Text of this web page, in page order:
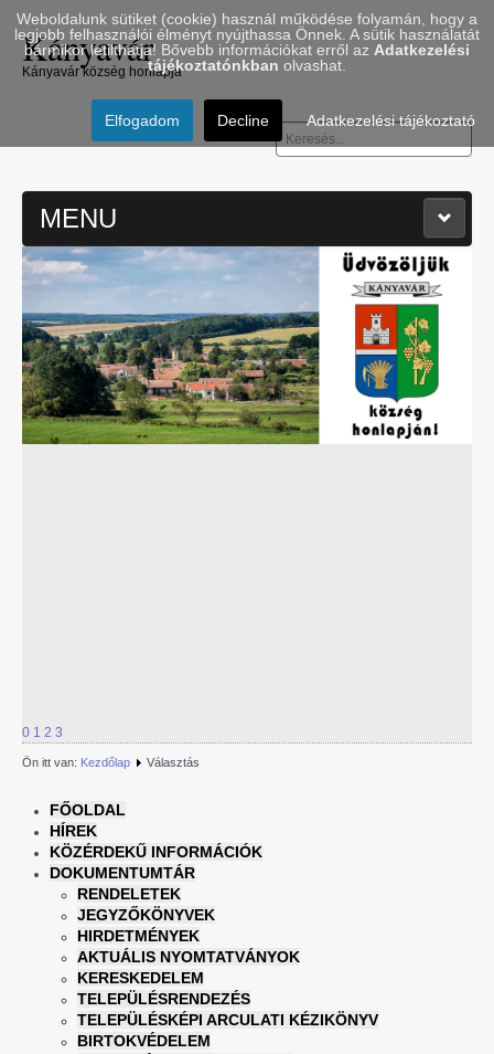
Kányavár
Kányavár község honlapja
Keresés...
MENU
0 1 2 3
Ön itt van: Kezdőlap Választás
FŐOLDAL
HÍREK
KÖZÉRDEKŰ INFORMÁCIÓK
DOKUMENTUMTÁR
RENDELETEK
JEGYZŐKÖNYVEK
HIRDETMÉNYEK
AKTUÁLIS NYOMTATVÁNYOK
KERESKEDELEM
TELEPÜLÉSRENDEZÉS
TELEPÜLÉSKÉPI ARCULATI KÉZIKÖNYV
BIRTOKVÉDELEM
Weboldalunk sütiket (cookie) használ működése folyamán, hogy a
legjobb felhasználói élményt nyújthassa Önnek. A sütik használatát
bármikor letilthatja! Bővebb információkat erről az Adatkezelési
tájékoztatónkban olvashat.
Elfogadom Decline Adatkezelési tájékoztató